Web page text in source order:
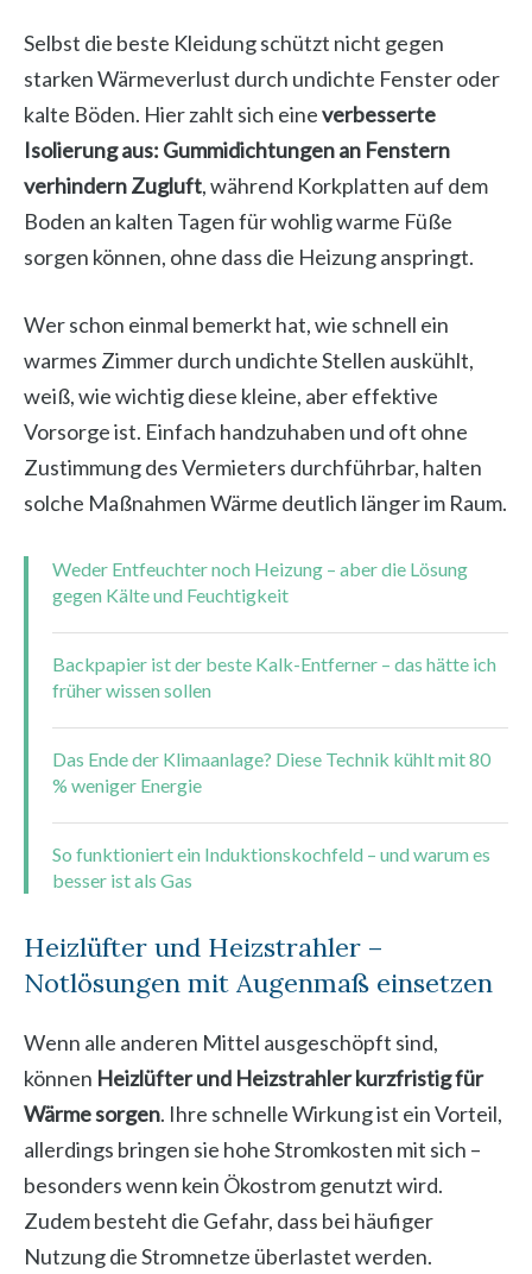
Selbst die beste Kleidung schützt nicht gegen
starken Wärmeverlust durch undichte Fenster oder
kalte Böden. Hier zahlt sich eineverbesserte
Isolierung aus: Gummidichtungen an Fenstern
verhindern Zugluft, während Korkplatten auf dem
Boden an kalten Tagen für wohlig warme Füße
sorgen können, ohne dass die Heizung anspringt.
Wer schon einmal bemerkt hat, wie schnell ein
warmes Zimmer durch undichte Stellen auskühlt,
weiß, wie wichtig diese kleine, aber effektive
Vorsorge ist. Einfach handzuhaben und oft ohne
Zustimmung des Vermieters durchführbar, halten
solche Maßnahmen Wärme deutlich länger im Raum.
Weder Entfeuchter noch Heizung – aber die Lösung
gegen Kälte und Feuchtigkeit
Backpapier ist der beste Kalk-Entferner – das hätte ich
früher wissen sollen
Das Ende der Klimaanlage? Diese Technik kühlt mit 80
% weniger Energie
So funktioniert ein Induktionskochfeld – und warum es
besser ist als Gas
Heizlüfter und Heizstrahler –
Notlösungen mit Augenmaß einsetzen
Wenn alle anderen Mittel ausgeschöpft sind,
können Heizlüfter und Heizstrahler kurzfristig für
Wärme sorgen. Ihre schnelle Wirkung ist ein Vorteil,
allerdings bringen sie hohe Stromkosten mit sich –
besonders wenn kein Ökostrom genutzt wird.
Zudem besteht die Gefahr, dass bei häufiger
Nutzung die Stromnetze überlastet werden.